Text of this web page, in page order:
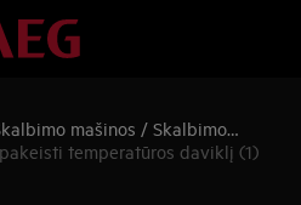
mašinos / Skalbimo
temperatūros daviklį (1)